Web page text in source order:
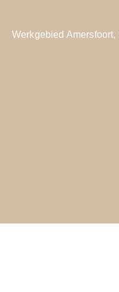
Werkgebied Amersfoort,